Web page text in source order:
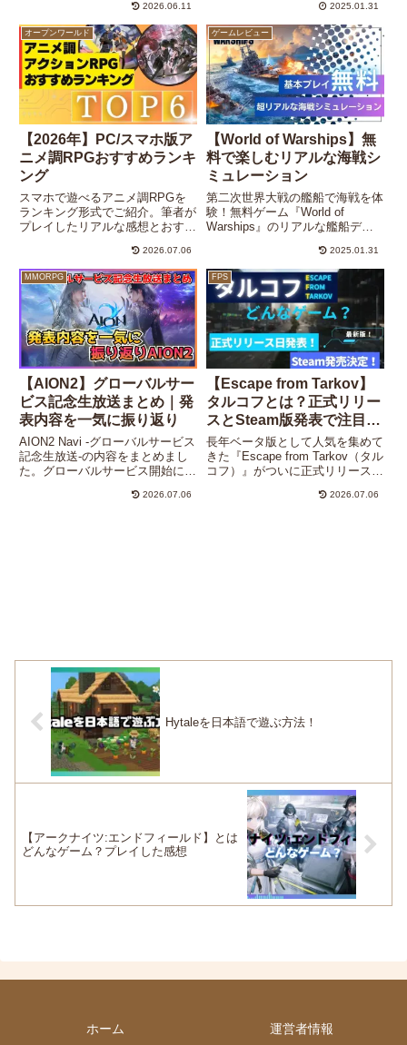
目の本作の魅力をわかりやすく紹
介していきます。
2026.06.11
LILIES: Quietus of the Knights」
の続編となる本作ですが前作との
違いや新たな魅力に迫っていこう
と思います！
2025.01.31
オープンワールド
【2026年】PC/スマホ版ア
ニメ調RPGおすすめランキ
ング
スマホで遊べるアニメ調RPGを
ランキング形式でご紹介。筆者が
プレイしたリアルな感想とおすす
2026.07.06
ゲームレビュー
【World of Warships】無
料で楽しむリアルな海戦シ
ミュレーション
第二次世界大戦の艦船で海戦を体
験！無料ゲーム『World of
Warships』のリアルな艦船デザ
力を徹底解説。初心者でも楽しめ
るガイドとおすすめの遊び方を紹
介。
2025.01.31
MMORPG
【AION2】グローバルサー
ビス記念生放送まとめ｜発
表内容を一気に振り返り
AION2 Navi -グローバルサービス
記念生放送-の内容をまとめまし
た。グローバルサービス開始に関
前登録特典の追加発表まで、放送
2026.07.06
FPS
【Escape from Tarkov】
タルコフとは？正式リリー
スとSteam版発表で注目の
ハードコアFPS
長年ベータ版として人気を集めて
きた『Escape from Tarkov（タル
コフ）』がついに正式リリース
上がるタルコフの魅力やゲーム性
2026.07.06
Hytaleを日本語で遊ぶ方法！
【アークナイツ:エンドフィールド】とは
どんなゲーム？プレイした感想
ホーム 運営者情報